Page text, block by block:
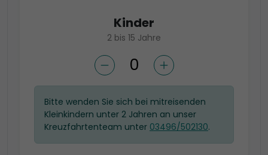
Kinder
2 bis 15 Jahre
Bitte wenden Sie sich bei mitreisenden
Kleinkindern unter 2 Jahren an unser
Kreuzfahrtenteam unter 03496/502130.